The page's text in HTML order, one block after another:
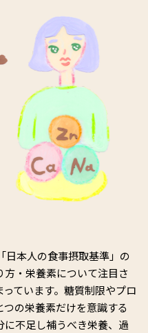
日本人の食事摂取基準」の
・栄養素について注目さ
ています。糖質制限やプロ
の栄養素だけを意識する
不足し補うべき栄養、過